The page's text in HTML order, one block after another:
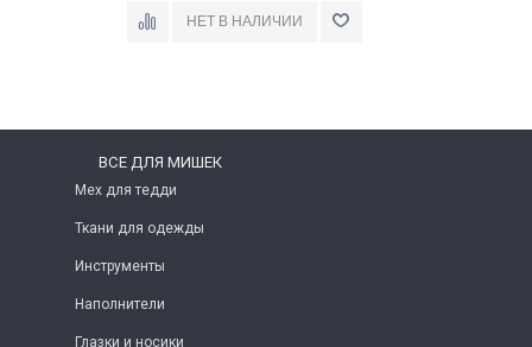
ВСЕ ДЛЯ МИШЕК
Мех для тедди
Ткани для одежды
Инструменты
Наполнители
Глазки и носики